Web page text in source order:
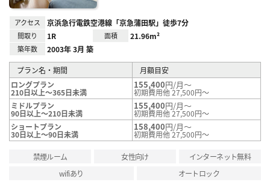
アクセス 京浜急行電鉄空港線「京急蒲田駅」徒歩7分
間取り 1R 面積 21.96m²
築年数 2003年 3月 築
プラン名・期間
月額目安
ロングプラン
210日以上～365日未満
155,400円/月～
初期費用他 27,500円～
ミドルプラン
90日以上～210日未満
155,400円/月～
初期費用他 27,500円～
ショートプラン
30日以上～90日未満
158,400円/月～
初期費用他 27,500円～
禁煙ルーム 女性向け
インターネット無料
wifiあり
オートロック